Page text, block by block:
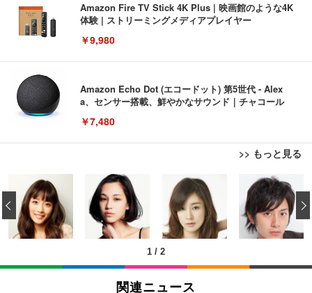
Amazon Fire TV Stick 4K Plus | 映画館のような4K
体験 | ストリーミングメディアプレイヤー
￥9,980
Amazon Echo Dot (エコードット) 第5世代 - Alex
a、センサー搭載、鮮やかなサウンド｜チャコール
￥7,480
>> もっと見る
[EdoErgo] オフィスチェア 椅子 テレワーク 疲れな
い 跳ね上げ式アームレスト コンパクト 約105度ロッ
キング pc 事務椅子 360度回転 座面昇降 強化ナイロ
ン樹脂ベース 通気性メッシュ 在宅ワーク H-WY01
(黒網+黒枠+黒足)
￥5,699
SIHOO B100 オフィスチェア／デスクチェア メッシ
ュチェア 人間工学 疲れない ブラック
EIZO ビジネス向けプレミアムモニター | FlexScan
EV3240X-WT | 31.5型4K UHD・USB Type-C・ホワ
イト
￥105,595
EIZO ビジネス向けプレミアムモニター | FlexScan
Amazonベーシック ペットシーツ 薄型 レギュラー 1
回使い捨て 無香料 ホワイト 300枚
￥3,373
Amazonベーシック ペットシーツ 厚型 ワイド 42枚
x2袋(84枚) ホワイト(吸収面:ライトブルー)
1 / 2
‹
関連ニュース